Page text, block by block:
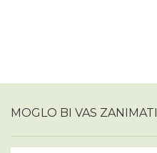
MOGLO BI VAS ZANIMATI